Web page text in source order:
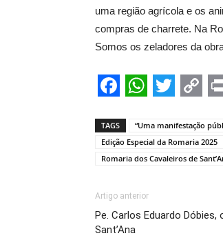
uma região agrícola e os
compras de charrete. Na
Somos os zeladores da
Link
TAGS “Uma manifestação
Edição Especial da Romaria 2025
Romaria dos Cavaleiros de
Artigo anterior
Pe. Carlos Eduardo Dóbies,
Sant’Ana